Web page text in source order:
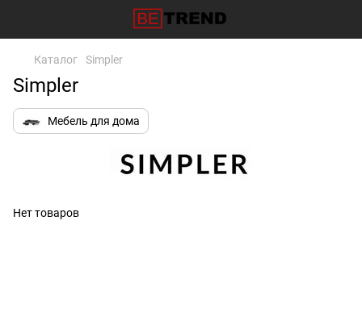
Каталог Simpler
Simpler
Мебель для дома
Нет товаров